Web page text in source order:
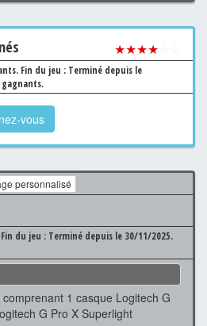
★★★★
Fin du jeu : Terminé depuis le
vous
personnalisé
Fin du jeu : Terminé depuis le 30/11/2025.
comprenant 1 casque Logitech G
G Pro X Superlight